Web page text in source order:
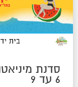
סדנת
6 עד 9